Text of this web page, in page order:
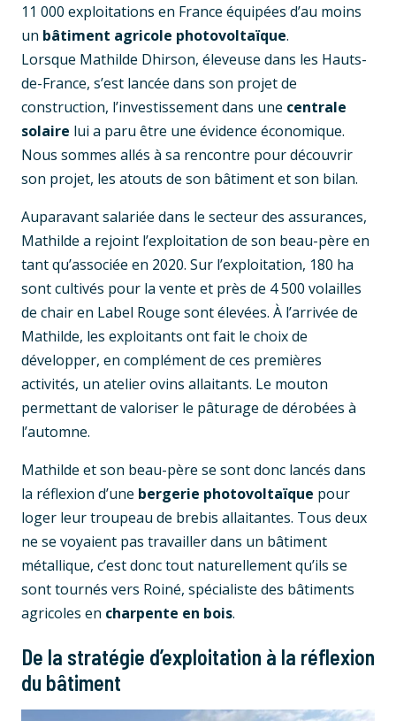
11 000 exploitations en France équipées d’au moins
un bâtiment agricole photovoltaïque.
Lorsque Mathilde Dhirson, éleveuse dans les Hauts-
de-France, s’est lancée dans son projet de
construction, l’investissement dans une centrale
solaire lui a paru être une évidence économique.
Nous sommes allés à sa rencontre pour découvrir
son projet, les atouts de son bâtiment et son bilan.
Auparavant salariée dans le secteur des assurances,
Mathilde a rejoint l’exploitation de son beau-père en
tant qu’associée en 2020. Sur l’exploitation, 180 ha
sont cultivés pour la vente et près de 4 500 volailles
de chair en Label Rouge sont élevées. À l’arrivée de
Mathilde, les exploitants ont fait le choix de
développer, en complément de ces premières
activités, un atelier ovins allaitants. Le mouton
permettant de valoriser le pâturage de dérobées à
l’automne.
Mathilde et son beau-père se sont donc lancés dans
la réflexion d’une bergerie photovoltaïque pour
loger leur troupeau de brebis allaitantes. Tous deux
ne se voyaient pas travailler dans un bâtiment
métallique, c’est donc tout naturellement qu’ils se
sont tournés vers Roiné, spécialiste des bâtiments
agricoles en charpente en bois.
De la stratégie d’exploitation à la réflexion
du bâtiment